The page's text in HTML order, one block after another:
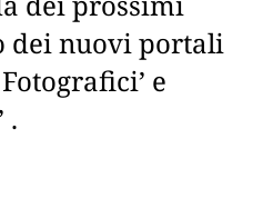
dei nuovi portali
e
.